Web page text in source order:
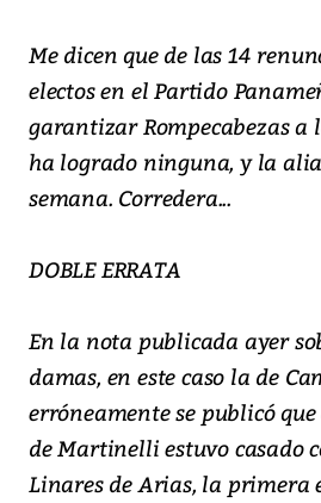
Me dicen que de las 14
electos en el Partido
garantizar Rompecabezas a
ha logrado ninguna, y la
semana. Corredera...
DOBLE ERRATA
En la nota publicada ayer
damas, en este caso la de
erróneamente se publicó
de Martinelli estuvo casado
Linares de Arias, la primera